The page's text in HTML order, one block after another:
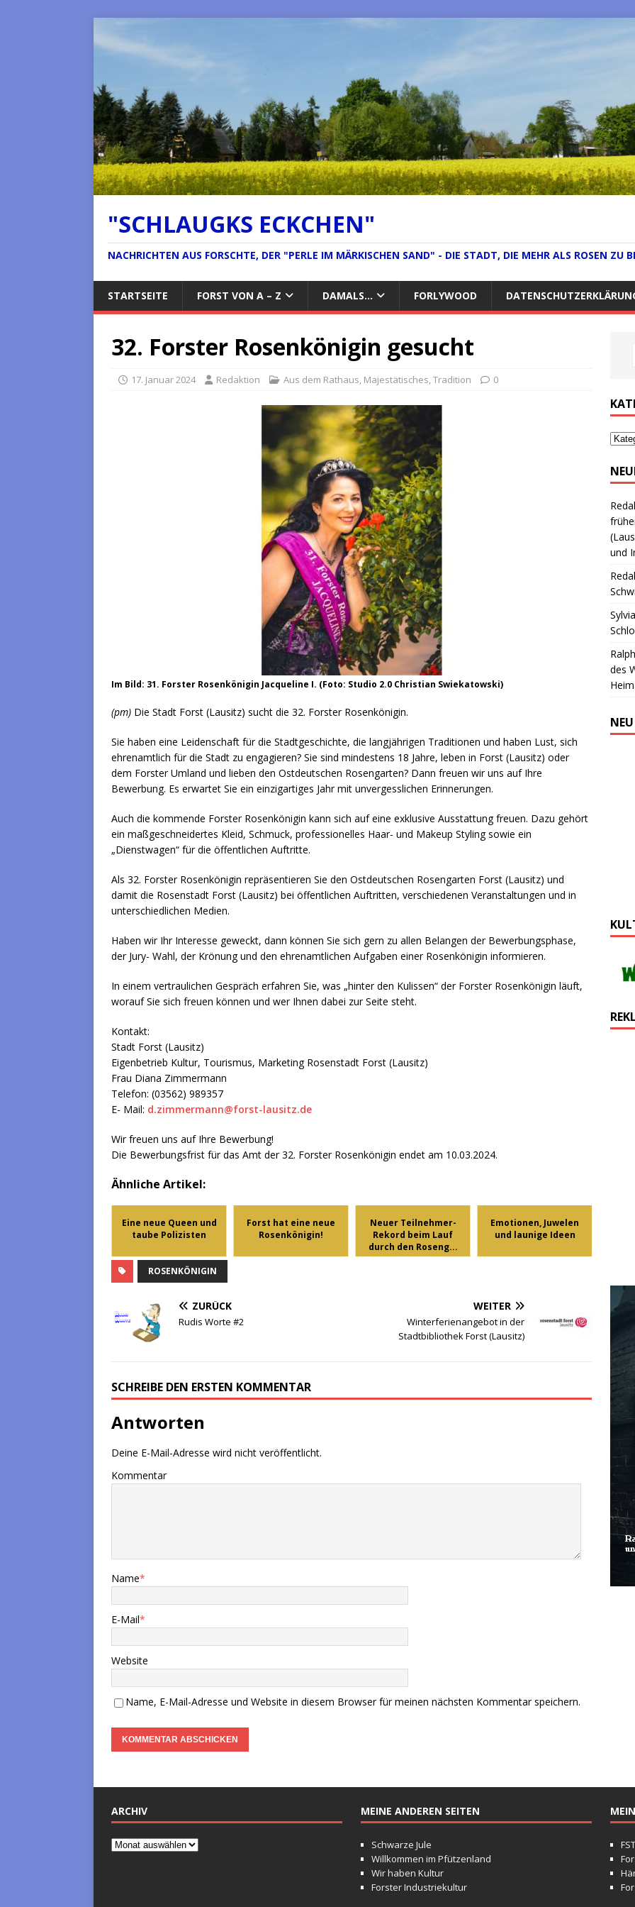
"SCHLAUGKS ECKCHEN"
NACHRICHTEN AUS FORSCHTE, DER "PERLE IM MÄRKISCHEN SAND" - DIE STADT, DIE MEHR ALS ROSEN ZU
STARTSEITE FORST VON A – Z DAMALS… FORLYWOOD
32. Forster Rosenkönigin gesucht
17. Januar 2024 Redaktion Aus dem Rathaus, Majestätisches,Tradition 0
Im Bild: 31. Forster Rosenkönigin Jacqueline I. (Foto: Studio 2.0 Christian Swiekatowski)
(pm) Die Stadt Forst (Lausitz) sucht die 32. Forster Rosenkönigin.
Sie haben eine Leidenschaft für die Stadtgeschichte, die langjährigen Traditionen und haben Lust, sich
ehrenamtlich für die Stadt zu engagieren? Sie sind mindestens 18 Jahre, leben in Forst (Lausitz) oder
dem Forster Umland und lieben den Ostdeutschen Rosengarten? Dann freuen wir uns auf Ihre
Bewerbung. Es erwartet Sie ein einzigartiges Jahr mit unvergesslichen Erinnerungen.
Auch die kommende Forster Rosenkönigin kann sich auf eine exklusive Ausstattung freuen. Dazu gehört
ein maßgeschneidertes Kleid, Schmuck, professionelles Haar- und Makeup Styling sowie ein
„Dienstwagen“ für die öffentlichen Auftritte.
Als 32. Forster Rosenkönigin repräsentieren Sie den Ostdeutschen Rosengarten Forst (Lausitz) und
damit die Rosenstadt Forst (Lausitz) bei öffentlichen Auftritten, verschiedenen Veranstaltungen und in
unterschiedlichen Medien.
Haben wir Ihr Interesse geweckt, dann können Sie sich gern zu allen Belangen der Bewerbungsphase,
der Jury- Wahl, der Krönung und den ehrenamtlichen Aufgaben einer Rosenkönigin informieren.
In einem vertraulichen Gespräch erfahren Sie, was „hinter den Kulissen“ der Forster Rosenkönigin läuft,
worauf Sie sich freuen können und wer Ihnen dabei zur Seite steht.
Kontakt:
Stadt Forst (Lausitz)
Eigenbetrieb Kultur, Tourismus, Marketing Rosenstadt Forst (Lausitz)
Frau Diana Zimmermann
Telefon: (03562) 989357
E- Mail: d.zimmermann@forst-lausitz.de
Wir freuen uns auf Ihre Bewerbung!
Die Bewerbungsfrist für das Amt der 32. Forster Rosenkönigin endet am 10.03.2024.
Ähnliche Artikel:
Eine neue Queen und
taube Polizisten
Forst hat eine neue
Rosenkönigin!
Neuer Teilnehmer-
Rekord beim Lauf
durch den Roseng...
Emotionen, Juwelen
und launige Ideen
ROSENKÖNIGIN
ZURÜCK
Rudis Worte #2
WEITER
Winterferienangebot in der
Stadtbibliothek Forst (Lausitz)
SCHREIBE DEN ERSTEN KOMMENTAR
Antworten
Deine E-Mail-Adresse wird nicht veröffentlicht.
Kommentar
Name*
E-Mail*
Website
Name, E-Mail-Adresse und Website in diesem Browser für meinen nächsten Kommentar speichern.
und
Sylvia
des
ARCHIV MEINE ANDEREN SEITEN
Schwarze Jule
Willkommen im Pfützenland
Wir haben Kultur
Forster Industriekultur